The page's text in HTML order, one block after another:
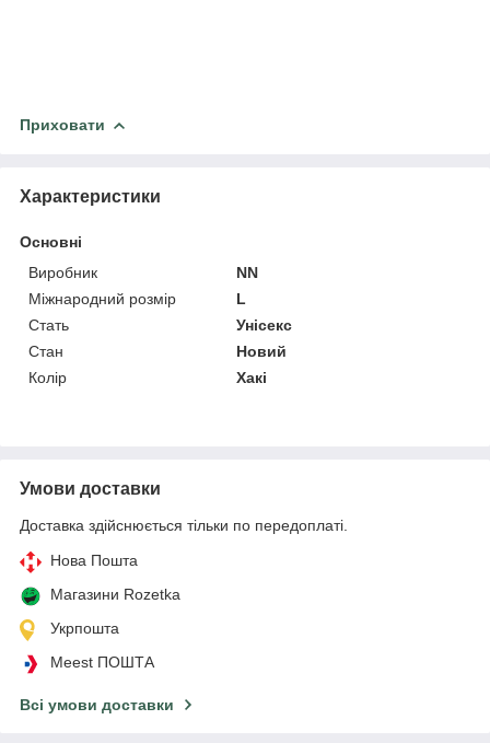
Приховати
Характеристики
Основні
Виробник
NN
Міжнародний розмір
L
Стать
Унісекс
Стан
Новий
Колір
Хакі
Умови доставки
Доставка здійснюється тільки по передоплаті.
Нова Пошта
Магазини Rozetka
Укрпошта
Meest ПОШТА
Всі умови доставки